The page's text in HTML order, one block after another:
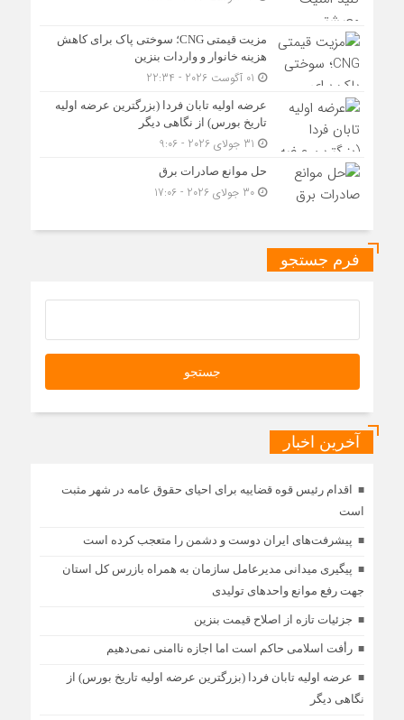
مزیت قیمتی CNG؛ سوختی پاک برای کاهش
هزینه خانوار و واردات بنزین
عرضه اولیه تابان فردا (بزرگترین عرضه اولیه
تاریخ بورس) از نگاهی دیگر
حل موانع صادرات برق
30 جولای 2026 - 17:06
فرم جستجو
آخرین اخبار
اقدام رئیس قوه قضاییه برای احیای حقوق عامه در شهر مثبت
است
پیشرفت‌های ایران دوست و دشمن را متعجب کرده است
پیگیری میدانی مدیرعامل سازمان به همراه بازرس كل استان
جهت رفع موانع واحدهای تولیدی
جزئیات تازه از اصلاح قیمت بنزین
رأفت اسلامی حاکم است اما اجازه ناامنی نمی‌دهیم
عرضه اولیه تابان فردا (بزرگترین عرضه اولیه تاریخ بورس) از
نگاهی دیگر